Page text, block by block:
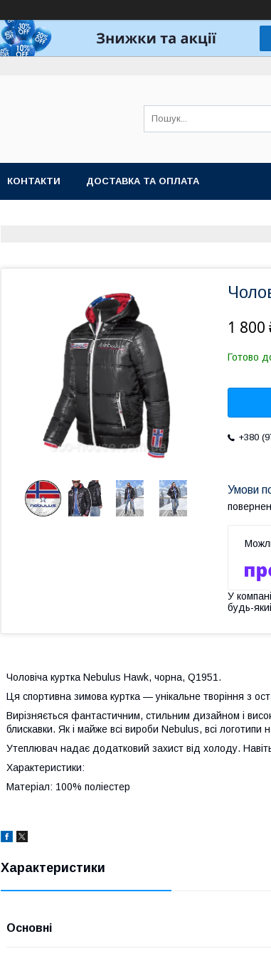
КОНТАКТИ ДОСТАВКА ТА ОПЛАТА
1 800
Готово
+380
У
будь-
Чоловіча куртка Nebulus Hawk, чорна, Q1951.
Ця спортивна зимова куртка — унікальне творіння з
Вирізняється фантастичним, стильним дизайном і
блискавки. Як і майже всі вироби Nebulus, всі логотипи
Утеплювач надає додатковий захист від холоду. Навіть
Характеристики:
Матеріал: 100% поліестер
Характеристики
Основні